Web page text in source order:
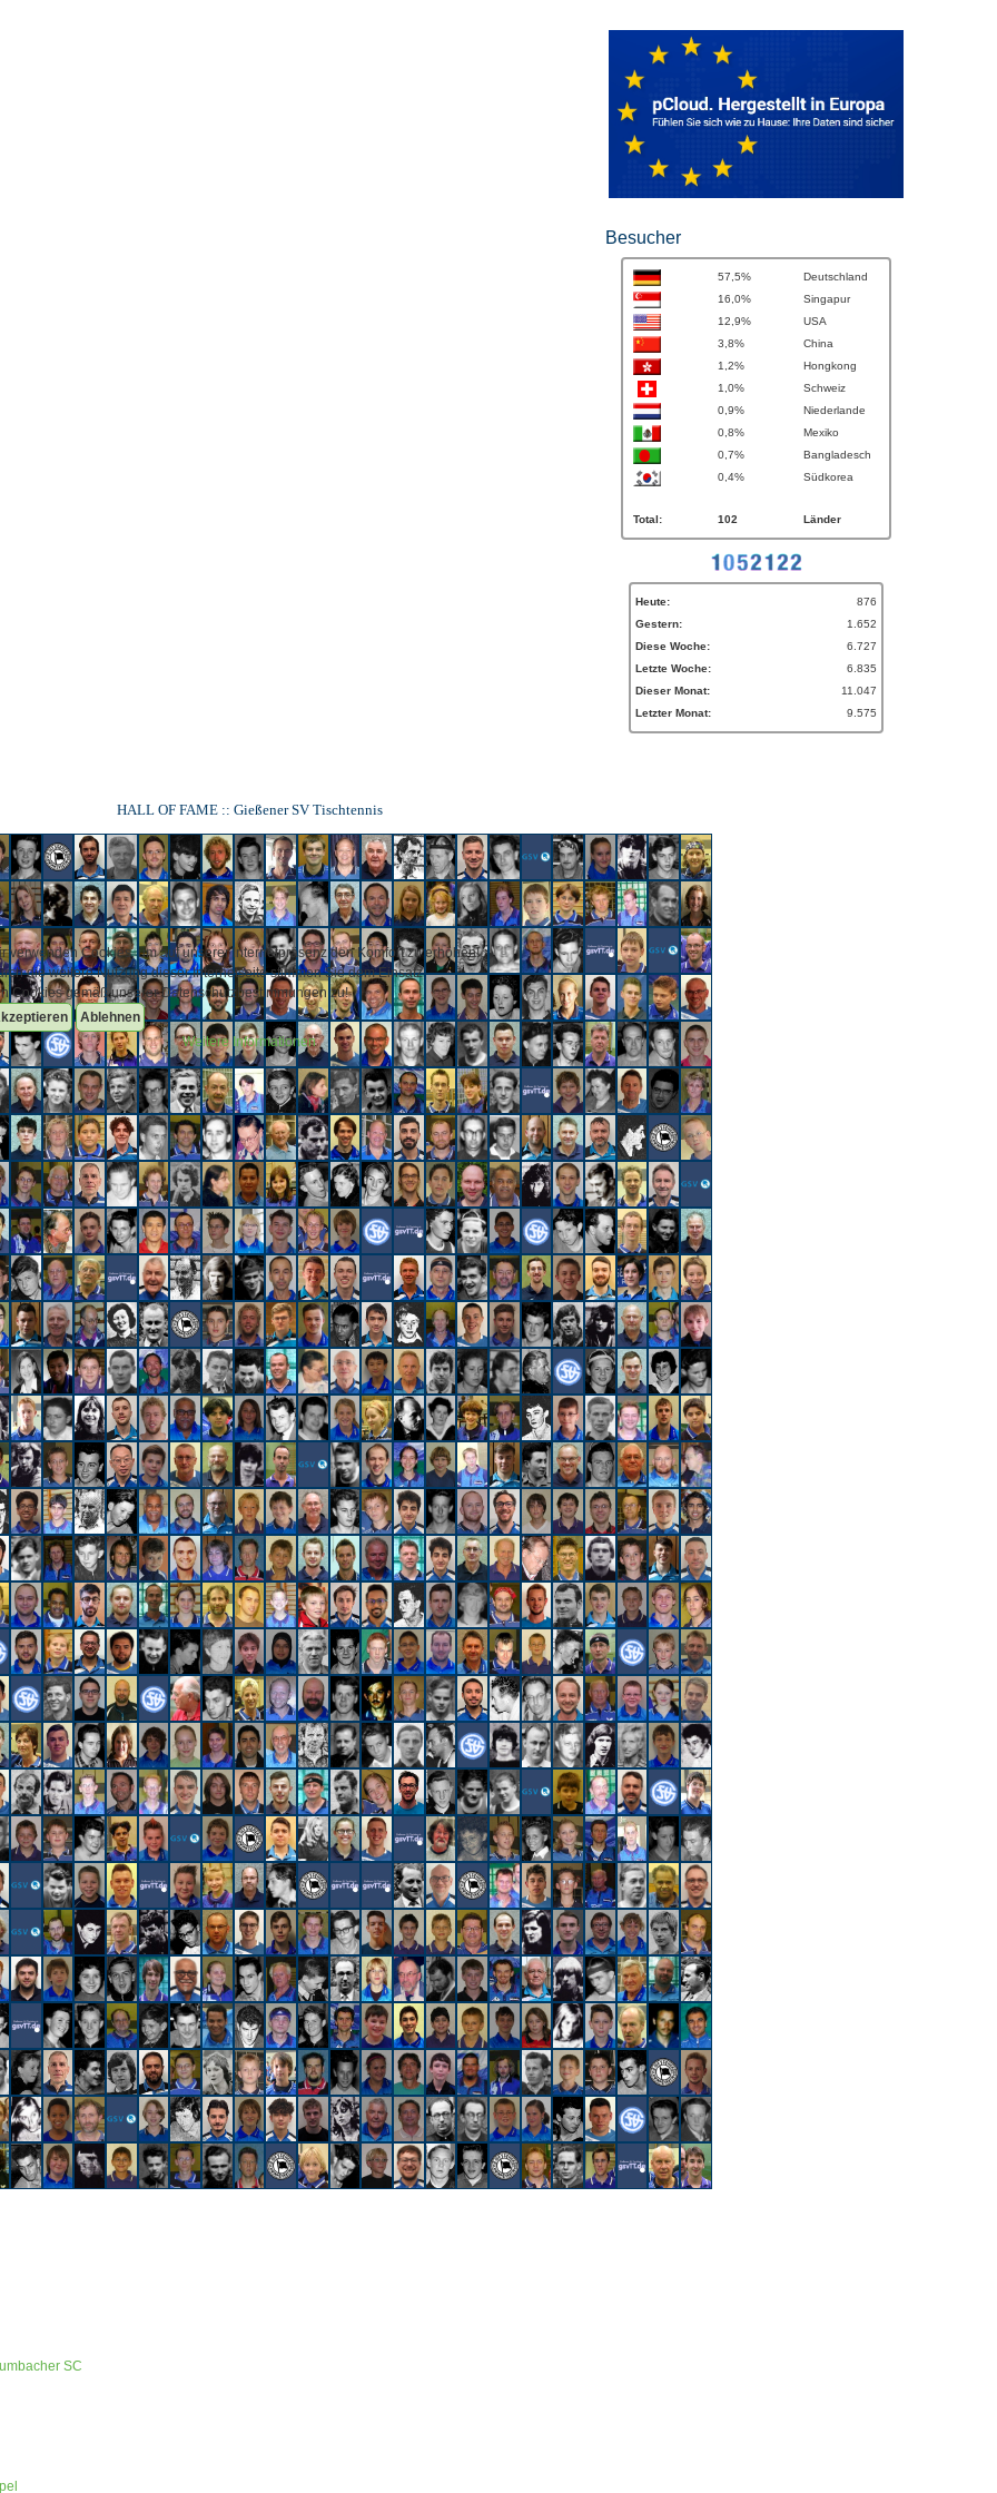
Besucher
57,5%
Deutschland
16,0%
Singapur
12,9%
USA
3,8%
China
1,2%
Hongkong
1,0%
Schweiz
0,9%
Niederlande
0,8%
Mexiko
0,7%
Bangladesch
0,4%
Südkorea
Total: 102 Länder
Heute:
876
Gestern:
1.652
Diese Woche:
6.727
Letzte Woche:
6.835
Dieser Monat:
11.047
Letzter Monat:
9.575
SC
verwenden Cookies, um auf unserer Internetpräsenz den Komfort zu erhöhen!
die weitere Nutzung dieser Internetseite stimmen Sie dem Einsatz
Cookies gemäß unserer Datenschutzbestimmungen zu!
Ablehnen
Weitere Informationen